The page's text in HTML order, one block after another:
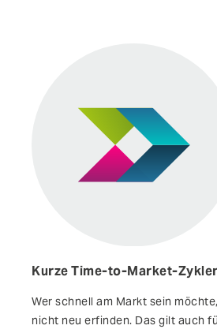
Kurze Time-to-Market-
Wer schnell am Markt sein
nicht neu erfinden. Das gilt auch